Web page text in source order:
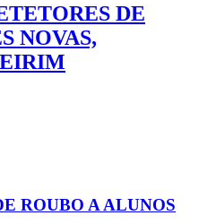
DE
NOVAS,
ROUBO A ALUNOS